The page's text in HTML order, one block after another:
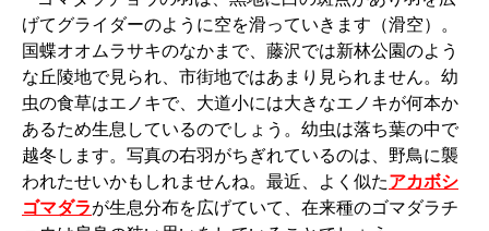
げてグライダーのように空を滑っていきます（滑空）。
国蝶オオムラサキのなかまで、藤沢では新林公園のよう
な丘陵地で見られ、市街地ではあまり見られません。幼
虫の食草はエノキで、大道小には大きなエノキが何本か
あるため生息しているのでしょう。幼虫は落ち葉の中で
越冬します。写真の右羽がちぎれているのは、野鳥に襲
われたせいかもしれませんね。最近、よく似たアカボシ
ゴマダラが生息分布を広げていて、在来種のゴマダラチ